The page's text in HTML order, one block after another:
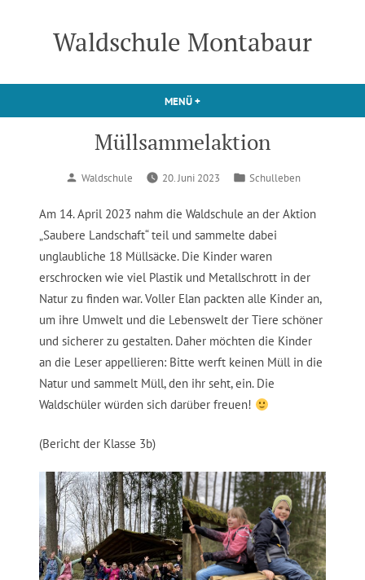
Waldschule Montabaur
MENÜ+
Müllsammelaktion
Verfasst
Waldschule 20. Juni 2023
Veröffentlicht
Schulleben
Am 14. April 2023 nahm die Waldschule an der Aktion
„Saubere Landschaft“ teil und sammelte dabei
unglaubliche 18 Müllsäcke. Die Kinder waren
erschrocken wie viel Plastik und Metallschrott in der
Natur zu finden war. Voller Elan packten alle Kinder an,
um ihre Umwelt und die Lebenswelt der Tiere schöner
und sicherer zu gestalten. Daher möchten die Kinder
an die Leser appellieren: Bitte werft keinen Müll in die
Natur und sammelt Müll, den ihr seht, ein. Die
Waldschüler würden sich darüber freuen!
(Bericht der Klasse 3b)